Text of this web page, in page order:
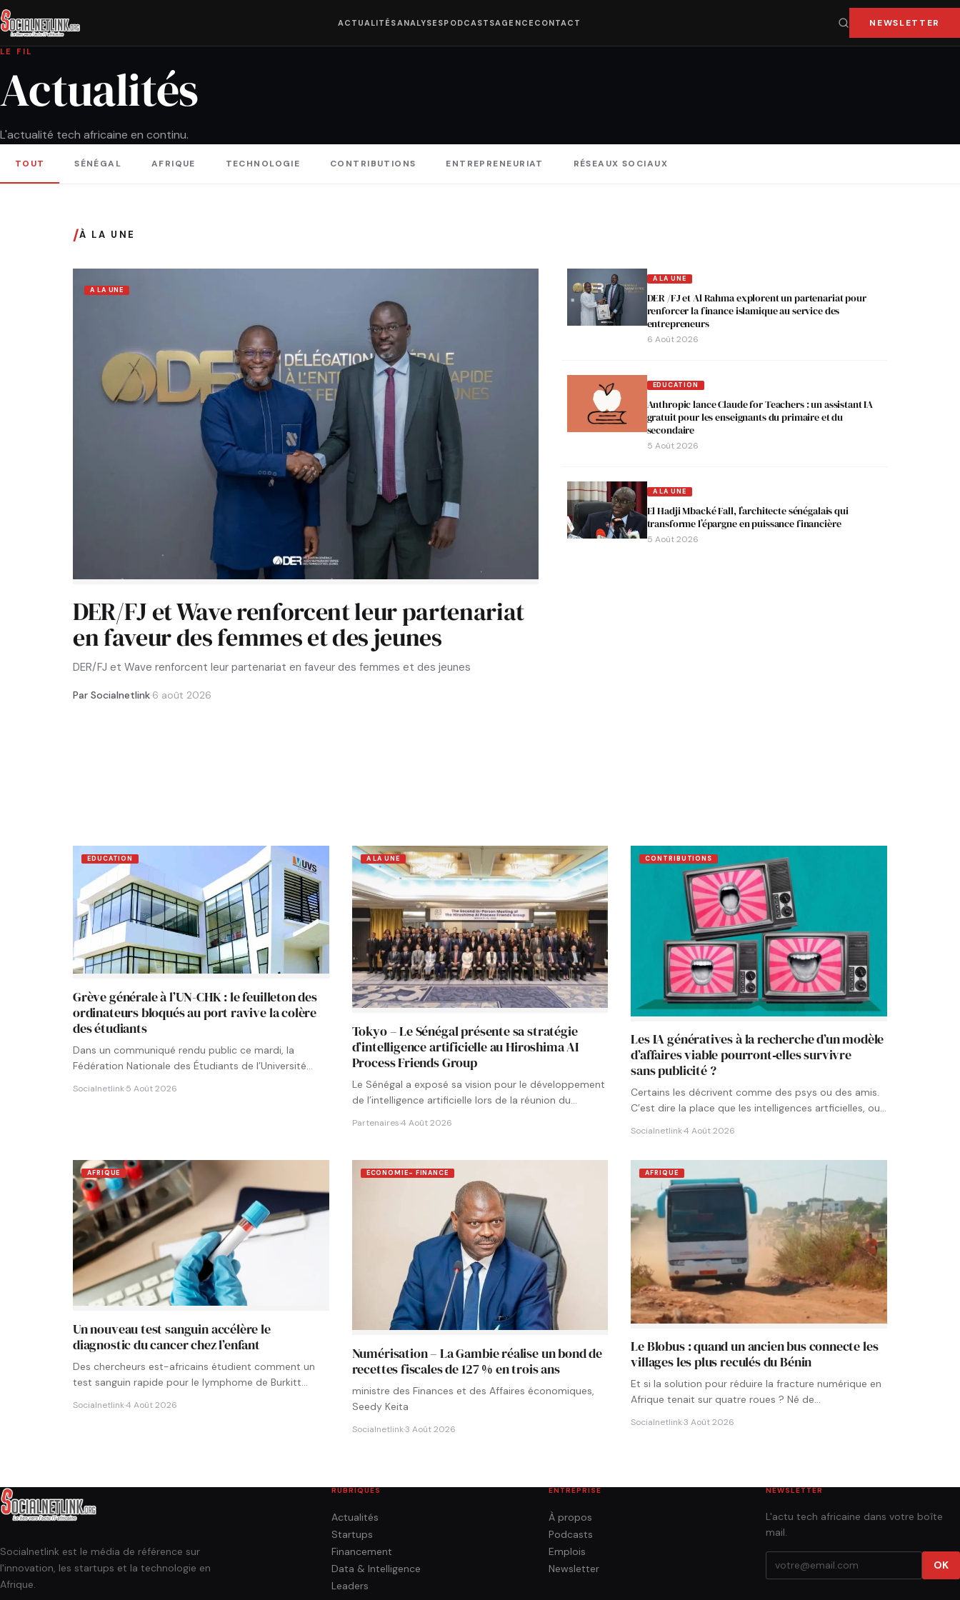
ACTUALITÉSANALYSESPODCASTSAGENCE CONTACT NEWSLETTER
LE FIL
Actualités
L'actualité tech africaine en continu.
TOUT SÉNÉGAL AFRIQUE TECHNOLOGIE CONTRIBUTIONS ENTREPRENEURIAT RÉSEAUX SOCIAUX
/À LA UNE
A LA UNE
DER/FJ et Wave renforcent leur partenariat
en faveur des femmes et des jeunes
DER/FJ et Wave renforcent leur partenariat en faveur des femmes et des jeunes
Par Socialnetlink·6 août 2026
A LA UNE
DER /FJ et Al Rahma explorent un partenariat pour
renforcer la finance islamique au service des
entrepreneurs
6 Août 2026
EDUCATION
Anthropic lance Claude for Teachers : un assistant IA
gratuit pour les enseignants du primaire et du
secondaire
5 Août 2026
A LA UNE
El Hadji Mbacké Fall, l’architecte sénégalais qui
transforme l’épargne en puissance financière
5 Août 2026
EDUCATION
Grève générale à l’UN-CHK : le feuilleton des
ordinateurs bloqués au port ravive la colère
des étudiants
Dans un communiqué rendu public ce mardi, la
Fédération Nationale des Étudiants de l’Université
Socialnetlink·5 Août 2026
A LA UNE
Tokyo – Le Sénégal présente sa stratégie
d’intelligence artificielle au Hiroshima AI
Process Friends Group
Le Sénégal a exposé sa vision pour le développement
de l’intelligence artificielle lors de la réunion du
Partenaires·4 Août 2026
CONTRIBUTIONS
Les IA génératives à la recherche d’un modèle
d’affaires viable pourront‑elles survivre
sans publicité ?
Certains les décrivent comme des psys ou des amis.
C’est dire la place que les intelligences artficielles, ou…
Socialnetlink·4 Août 2026
AFRIQUE
Un nouveau test sanguin accélère le
diagnostic du cancer chez l’enfant
Des chercheurs est-africains étudient comment un
test sanguin rapide pour le lymphome de Burkitt
Socialnetlink·4 Août 2026
ECONOMIE- FINANCE
Numérisation – La Gambie réalise un bond de
recettes fiscales de 127 % en trois ans
ministre des Finances et des Affaires économiques,
Seedy Keita
Socialnetlink·3 Août 2026
AFRIQUE
Le Blobus : quand un ancien bus connecte les
villages les plus reculés du Bénin
Et si la solution pour réduire la fracture numérique en
Afrique tenait sur quatre roues ? Né de…
Socialnetlink·3 Août 2026
Socialnetlink est le média de référence sur
l'innovation, les startups et la technologie en
Afrique.
RUBRIQUES
Actualités
Startups
Financement
Data & Intelligence
Leaders
ENTREPRISE
À propos
Podcasts
Emplois
Newsletter
NEWSLETTER
L'actu tech africaine dans votre boîte
mail.
OK